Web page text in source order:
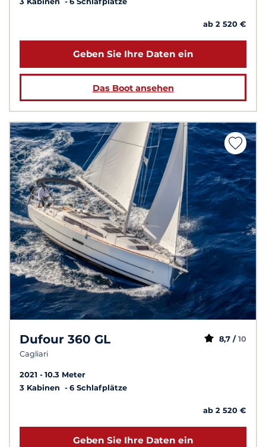
ab 2 520 €
Geben Sie Ihre Daten ein
Das Boot ansehen
Dufour 360 GL
Cagliari
8,7 / 10
2021
10.3 Meter
3 Kabinen
6 Schlafplätze
ab 2 520 €
Geben Sie Ihre Daten ein